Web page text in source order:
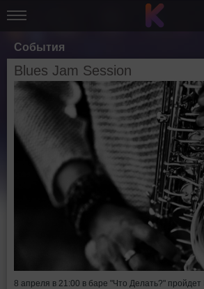
События
Blues Jam Session
8 апреля в 21:00 в баре "Что Делать?" пройдет